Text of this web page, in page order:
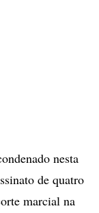
nesta
de quatro
marcial na